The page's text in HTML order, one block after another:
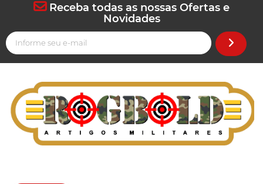
Receba todas as nossas Ofertas e
Novidades